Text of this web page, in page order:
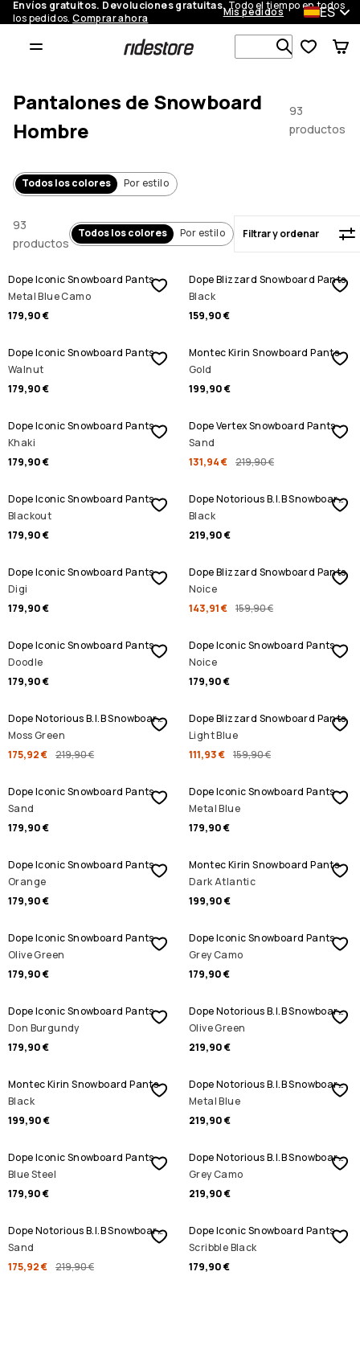
Envíos gratuitos. Devoluciones gratuitas. Todo el tiempo en todos
los pedidos.Comprar ahora Mis pedidos ES
Busca en
Filtrar y ordenar
Pantalones de Snowboard
Hombre
93
productos
Todos los colores Por estilo
93
productos
Todos los colores Por estilo Filtrar y ordenar
Dope Iconic Snowboard Pants
Metal Blue Camo
179,90 €
Dope Blizzard Snowboard Pants
Black
159,90 €
Dope Iconic Snowboard Pants
Walnut
179,90 €
Montec Kirin Snowboard Pants
Gold
199,90 €
Dope Iconic Snowboard Pants
Khaki
179,90 €
REBAJAS
Dope Vertex Snowboard Pants
Sand
131,94 € 219,90 €
Dope Iconic Snowboard Pants
Blackout
179,90 €
Dope Notorious B.I.B Snowboard Pants
Black
219,90 €
Dope Iconic Snowboard Pants
Digi
179,90 €
REBAJAS
Dope Blizzard Snowboard Pants
Noice
143,91 € 159,90 €
Dope Iconic Snowboard Pants
Doodle
179,90 €
Dope Iconic Snowboard Pants
Noice
179,90 €
REBAJAS
Dope Notorious B.I.B Snowboard Pants
Moss Green
175,92 € 219,90 €
REBAJAS
Dope Blizzard Snowboard Pants
Light Blue
111,93 € 159,90 €
Dope Iconic Snowboard Pants
Sand
179,90 €
Dope Iconic Snowboard Pants
Metal Blue
179,90 €
Dope Iconic Snowboard Pants
Orange
179,90 €
Montec Kirin Snowboard Pants
Dark Atlantic
199,90 €
Dope Iconic Snowboard Pants
Olive Green
179,90 €
Dope Iconic Snowboard Pants
Grey Camo
179,90 €
Dope Iconic Snowboard Pants
Don Burgundy
179,90 €
Dope Notorious B.I.B Snowboard Pants
Olive Green
219,90 €
Montec Kirin Snowboard Pants
Black
199,90 €
Dope Notorious B.I.B Snowboard Pants
Metal Blue
219,90 €
Dope Iconic Snowboard Pants
Blue Steel
179,90 €
Dope Notorious B.I.B Snowboard Pants
Grey Camo
219,90 €
REBAJAS
Dope Notorious B.I.B Snowboard Pants
Sand
175,92 € 219,90 €
Dope Iconic Snowboard Pants
Scribble Black
179,90 €